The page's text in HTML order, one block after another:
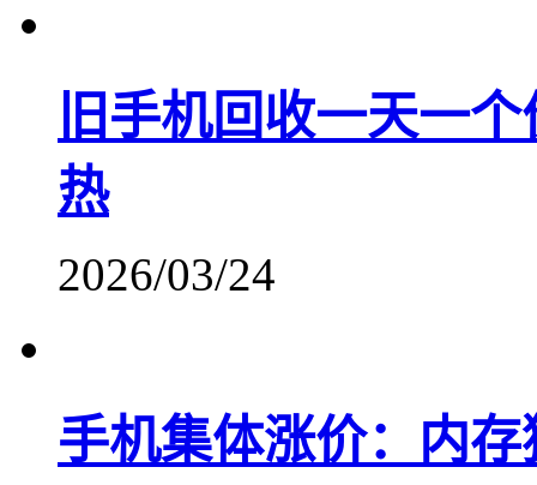
旧手机回收一天一
热
2026/03/24
手机集体涨价：内